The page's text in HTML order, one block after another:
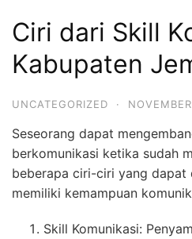
Ciri dari Skill
Kabupaten
UNCATEGORIZED ·
Seseorang dapat
berkomunikasi ketika sudah
beberapa ciri-ciri yang dapat
memiliki kemampuan
Skill Komunikasi: